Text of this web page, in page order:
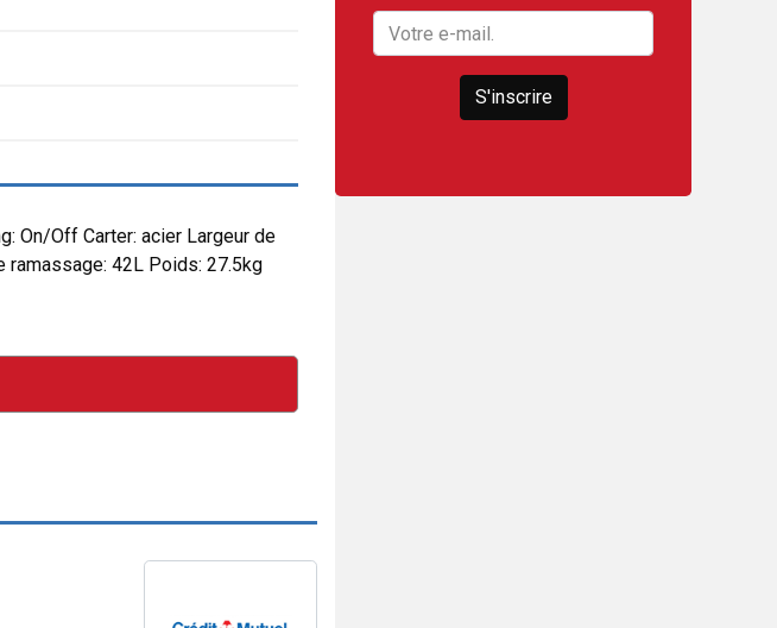
On/Off Carter: acier Largeur de
ramassage: 42L Poids: 27.5kg
S'inscrire